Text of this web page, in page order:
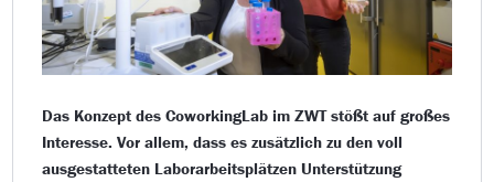
Das Konzept des CoworkingLab im ZWT stößt auf großes
Interesse. Vor allem, dass es zusätzlich zu den voll
ausgestatteten Laborarbeitsplätzen Unterstützung